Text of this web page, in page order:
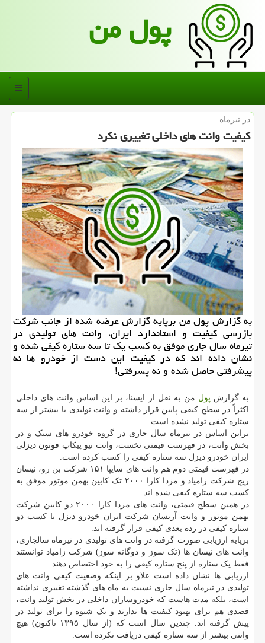
پول من
منو
در تیرماه
كیفیت وانت های داخلی تغییری نكرد
به گزارش پول من برپایه گزارش عرضه شده از جانب شركت
بازرسی كیفیت و استاندارد ایران، وانت های تولیدی در
تیرماه سال جاری موفق به كسب یك تا سه ستاره كیفی شده و
نشان داده اند كه در كیفیت این دست از خودرو ها نه
پیشرفتی حاصل شده و نه پسرفتی!
به گزارش پول من به نقل از ایسنا، بر این اساس وانت های داخلی
اکثراً در سطح کیفی پایین قرار داشته و وانت تولیدی با بیشتر از سه
ستاره کیفی تولید نشده است.
براین اساس در تیرماه سال جاری در گروه خودرو های سبک و در
بخش وانت، در فهرست قیمتی نخست، وانت نیو پیکاپ فوتون دیزلی
ایران خودرو دیزل سه ستاره کیفی را کسب کرده است.
در فهرست قیمتی دوم هم وانت های سایپا ۱۵۱ شرکت بن رو، نیسان
ریچ شرکت زامیاد و مزدا کارا ۲۰۰۰ تک کابین بهمن موتور موفق به
کسب سه ستاره کیفی شده اند.
در همین سطح قیمتی، وانت های مزدا کارا ۲۰۰۰ دو کابین شرکت
بهمن موتور و وانت آریسان شرکت ایران خودرو دیزل با کسب دو
ستاره کیفی در رده بعدی کیفی قرار گرفته اند.
برپایه ارزیابی صورت گرفته در وانت های تولیدی در تیرماه سالجاری،
وانت های نیسان ها (تک سوز و دوگانه سوز) شرکت زامیاد توانستند
فقط یک ستاره از پنج ستاره کیفی را به خود اختصاص دهند.
ارزیابی ها نشان داده است علاو بر اینکه وضعیت کیفی وانت های
تولیدی در تیرماه سال جاری نسبت به ماه های گذشته تغییری نداشته
است، بلکه مدت هاست که خودروسازان داخلی در بخش تولید وانت،
قصدی هم برای بهبود کیفیت ها ندارند و یک شیوه را برای تولید در
پیش گرفته اند. چندین سال است که (از سال ۱۳۹۵ تاکنون) هیچ
وانتی بیشتر از سه ستاره کیفی دریافت نکرده است.